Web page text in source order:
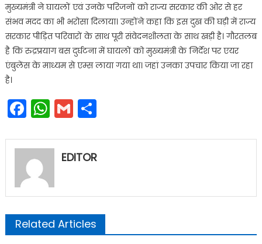
मुख्यमंत्री ने घायलों एवं उनके परिजनों को राज्य सरकार की ओर से हर
संभव मदद का भी भरोसा दिलाया। उन्होंने कहा कि इस दुख की घड़ी में राज्य
सरकार पीड़ित परिवारों के साथ पूरी संवेदनशीलता के साथ खड़ी है। गौरतलब
है कि रुद्रप्रयाग बस दुर्घटना में घायलों को मुख्यमंत्री के निर्देश पर एयर
एंबुलेंस के माध्यम से एम्स लाया गया था। जहां उनका उपचार किया जा रहा
है।
Facebook
WhatsApp
GmailShare
EDITOR
Related Articles